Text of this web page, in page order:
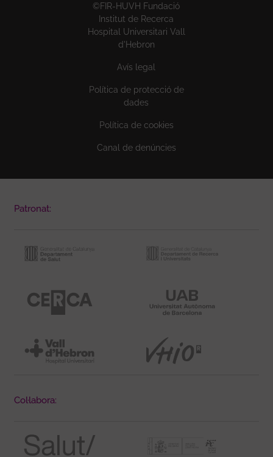
©FIR-HUVH Fundació
Institut de Recerca
Hospital Universitari Vall
d'Hebron
Avís legal
Política de protecció de
dades
Política de cookies
Canal de denúncies
Patronat:
Col·labora: